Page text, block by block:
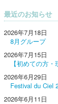
最近のお知らせ
2026年7月18日
8月グループ
2026年7月15日
【初めての方
2026年6月29日
Festival du Ciel
2026年6月11日